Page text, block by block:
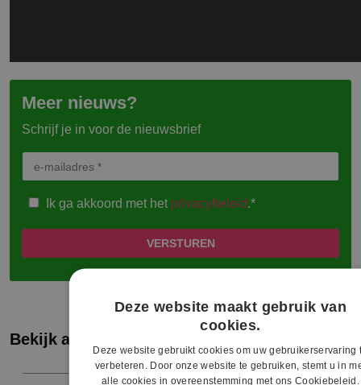
Meer nieuws?
Schrijf je in voor de nieuwsbrief
Ik ga akkoord met hetprivacybeleid.*
Bekijk andere artikelen
Deze website maakt gebruik van
cookies.
Deze website gebruikt cookies om uw gebruikerservaring
verbeteren. Door onze website te gebruiken, stemt u in
alle cookies in overeenstemming met ons Cookiebeleid.